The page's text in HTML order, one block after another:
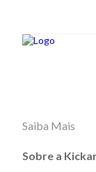
Saiba Mais
Sobre a